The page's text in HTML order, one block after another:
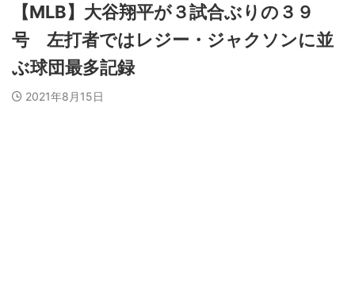
【MLB】大谷翔平が３試合ぶりの３９
号 左打者ではレジー・ジャクソンに並
ぶ球団最多記録
2021年8月15日